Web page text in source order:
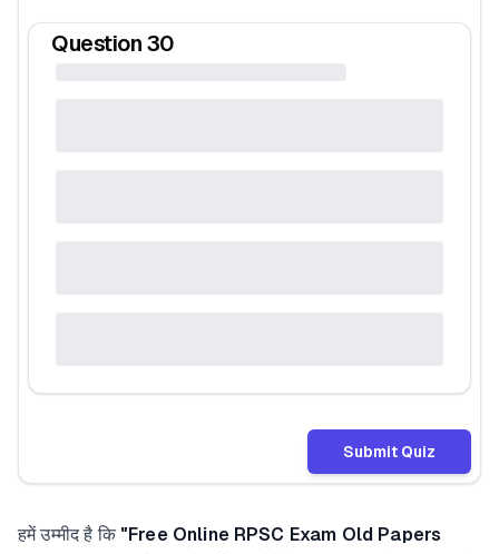
Question 30
Submit Quiz
हमें उम्मीद है कि "Free Online RPSC Exam Old Papers